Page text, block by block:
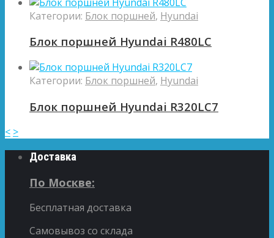
Категории: Блок поршней, Hyundai
Блок поршней Hyundai R480LC
Категории: Блок поршней, Hyundai
Блок поршней Hyundai R320LC7
< >
Доставка
По Москве:
Бесплатная доставка
Самовывоз со склада